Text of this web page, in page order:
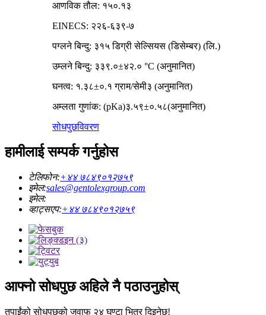
आणविक तौल: १५०.१३
EINECS: २२६-६३९-७
पग्लने बिन्दु: ३१५ डिग्री सेल्सियस (डिसेम्बर) (लि.)
उम्लने बिन्दु: ३३९.०±४२.० °C (अनुमानित)
घनत्व: १.३८±०.१ ग्राम/सेमी३ (अनुमानित)
अम्लता गुणांक: (pKa)३.५९±०.५८(अनुमानित)
सोधपुछविवरण
हामीलाई सम्पर्क गर्नुहोस
टेलिफोन:+४४ ७८४९०१२७५९
इमेल:sales@gentolexgroup.com
इमेल:
व्हाट्सएप:+४४ ७८४९०१२७५९
आफ्नो सोधपुछ अहिले नै पठाउनुहोस्
तपाईंको सोधपुछको जवाफ २४ घण्टा भित्र दिइनेछ!